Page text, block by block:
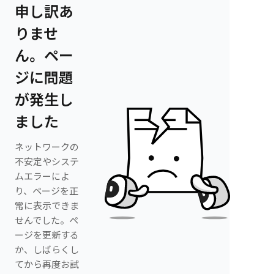
申し訳あ
りませ
ん。ペー
ジに問題
が発生し
ました
ネットワークの
不安定やシステ
ムエラーによ
り、ページを正
常に表示できま
せんでした。ペ
ージを更新する
か、しばらくし
てから再度お試